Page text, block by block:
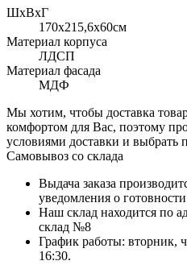
ШхВхГ
170x215,6х60см
Материал корпуса
ЛДСП
Материал фасада
МДФ
Мы хотим, чтобы доставка
комфортом для Вас, поэтому
условиями доставки и выбрать
Самовывоз со склада
Выдача заказа
уведомления о
Наш склад находится по
склад №8
График работы: вторник,
16:30.